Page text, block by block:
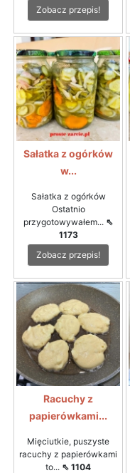
Zobacz przepis!
Sałatka z ogórków
w...
Sałatka z ogórków
Ostatnio
przygotowywałem... ⇖
1173
Zobacz przepis!
Racuchy z
papierówkami...
Mięciutkie, puszyste
racuchy z papierówkami
to... ⇖ 1104